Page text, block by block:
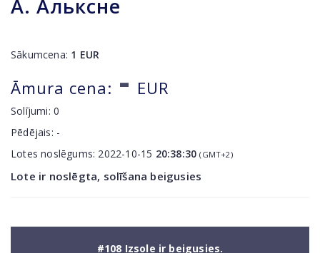
A. Альксне
Sākumcena: 1 EUR
Āmura cena: - EUR
Solījumi:0
Pēdējais: -
Lotes noslēgums: 2022-10-15 20:38:30 (GMT+2)
Lote ir noslēgta, solīšana beigusies
#108 Izsole ir beigusies.